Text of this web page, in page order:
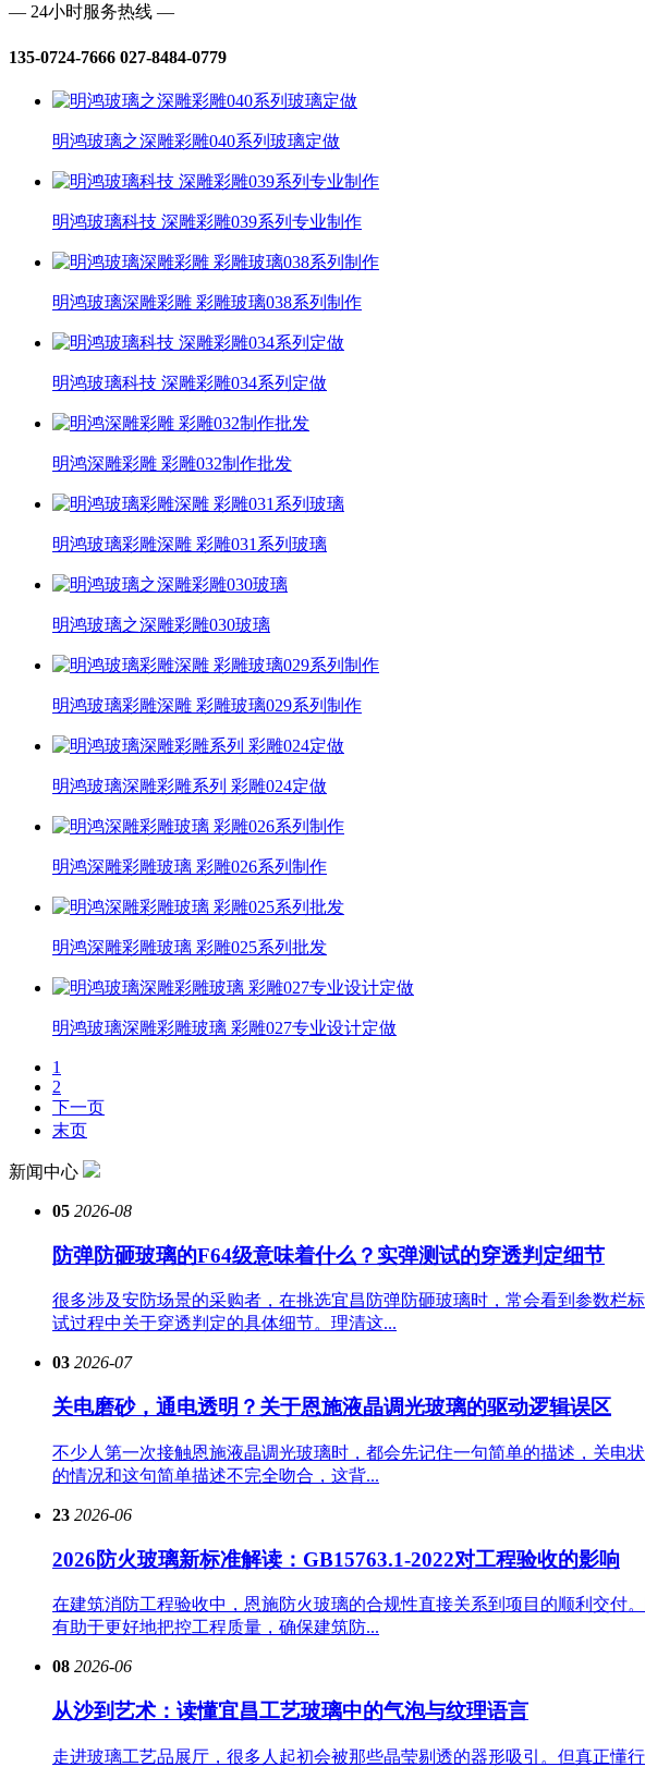
— 24小时服务热线 —
135-0724-7666 027-8484-0779
明鸿玻璃之深雕彩雕040系列玻璃定做
明鸿玻璃科技 深雕彩雕039系列专业制作
明鸿玻璃深雕彩雕 彩雕玻璃038系列制作
明鸿玻璃科技 深雕彩雕034系列定做
明鸿深雕彩雕 彩雕032制作批发
明鸿玻璃彩雕深雕 彩雕031系列玻璃
明鸿玻璃之深雕彩雕030玻璃
明鸿玻璃彩雕深雕 彩雕玻璃029系列制作
明鸿玻璃深雕彩雕系列 彩雕024定做
明鸿深雕彩雕玻璃 彩雕026系列制作
明鸿深雕彩雕玻璃 彩雕025系列批发
明鸿玻璃深雕彩雕玻璃 彩雕027专业设计定做
1
2
下一页
末页
新闻中心
05 2026-08
防弹防砸玻璃的F64级意味着什么？实弹测试的穿透判定细节
很多涉及安防场景的采购者，在挑选宜昌防弹防砸玻璃时，常会看到参数栏
试过程中关于穿透判定的具体细节。理清这...
03 2026-07
关电磨砂，通电透明？关于恩施液晶调光玻璃的驱动逻辑误区
不少人第一次接触恩施液晶调光玻璃时，都会先记住一句简单的描述，关电
的情况和这句简单描述不完全吻合，这背...
23 2026-06
2026防火玻璃新标准解读：GB15763.1-2022对工程验收的影响
在建筑消防工程验收中，恩施防火玻璃的合规性直接关系到项目的顺利交付
有助于更好地把控工程质量，确保建筑防...
08 2026-06
从沙到艺术：读懂宜昌工艺玻璃中的气泡与纹理语言
走进玻璃工艺品展厅，很多人起初会被那些晶莹剔透的器形吸引。但真正